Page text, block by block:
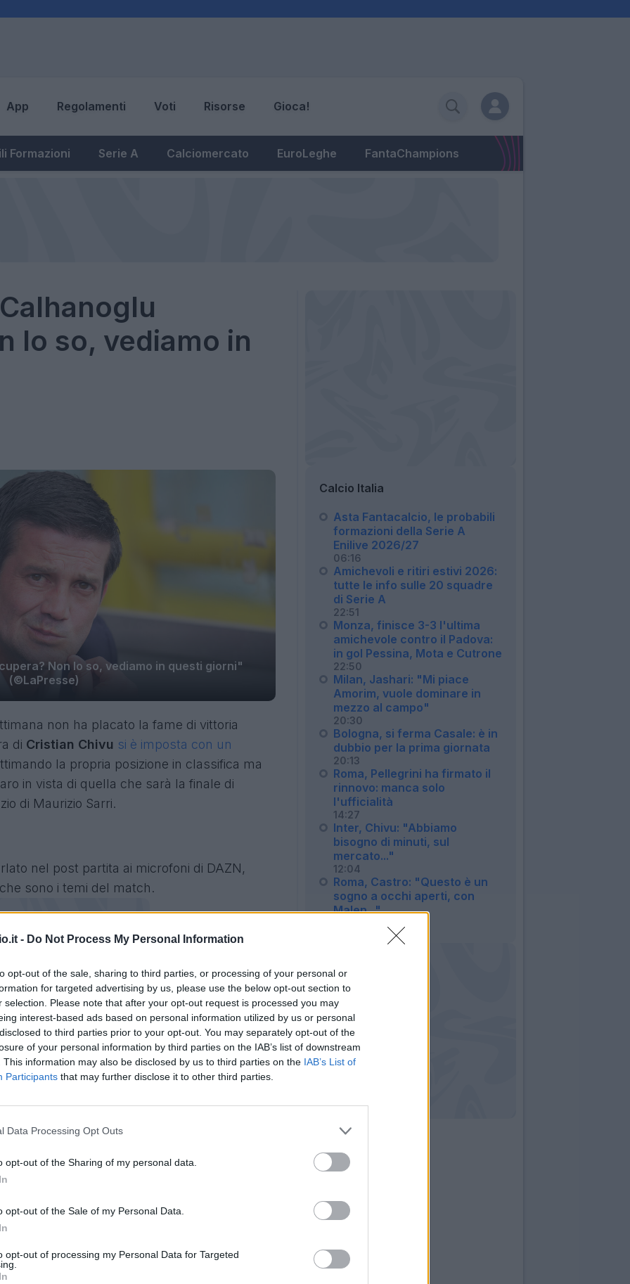
- Do Not Process My Personal Information
opt-out of the sale, sharing to third parties, or processing of your personal or
for targeted advertising by us, please use the below opt-out section to
selection. Please note that after your opt-out request is processed you may
interest-based ads based on personal information utilized by us or personal
to third parties prior to your opt-out. You may separately opt-out of the
of your personal information by third parties on the IAB’s list of downstream
This information may also be disclosed by us to third parties on the IAB’s List of
Participants that may further disclose it to other third parties.
Data Processing Opt Outs
opt-out of the Sharing of my personal data.
opt-out of the Sale of my Personal Data.
opt-out of processing my Personal Data for Targeted
App Regolamenti Voti Risorse Gioca!
Formazioni Serie A Calciomercato EuroLeghe FantaChampions
lo so, vediamo in
Non lo so, vediamo in questi giorni"
(©LaPresse)
non ha placato la fame di vittoria
di Cristian Chivu si è imposta con un
la propria posizione in classifica ma
in vista di quella che sarà la finale di
di Maurizio Sarri.
nel post partita ai microfoni di DAZN,
sono i temi del match.
che mette l'anima e la professionalità ma
nelle condizioni di poter fare certe cose. La
che vive qualcosa di speciale e sono
anno?
5 ma è meglio che stia zitto. La squadra sta
di essere dominante. Il sistema conta
Calcio Italia
Asta Fantacalcio, le probabili
formazioni della Serie A
Enilive 2026/27
06:16
Amichevoli e ritiri estivi 2026:
tutte le info sulle 20 squadre
di Serie A
22:51
Monza, finisce 3-3 l'ultima
amichevole contro il Padova:
in gol Pessina, Mota e Cutrone
22:50
Milan, Jashari: "Mi piace
Amorim, vuole dominare in
mezzo al campo"
20:30
Bologna, si ferma Casale: è in
dubbio per la prima giornata
20:13
Roma, Pellegrini ha firmato il
rinnovo: manca solo
l'ufficialità
14:27
Inter, Chivu: "Abbiamo
bisogno di minuti, sul
mercato..."
12:04
Roma, Castro: "Questo è un
sogno a occhi aperti, con
Malen..."